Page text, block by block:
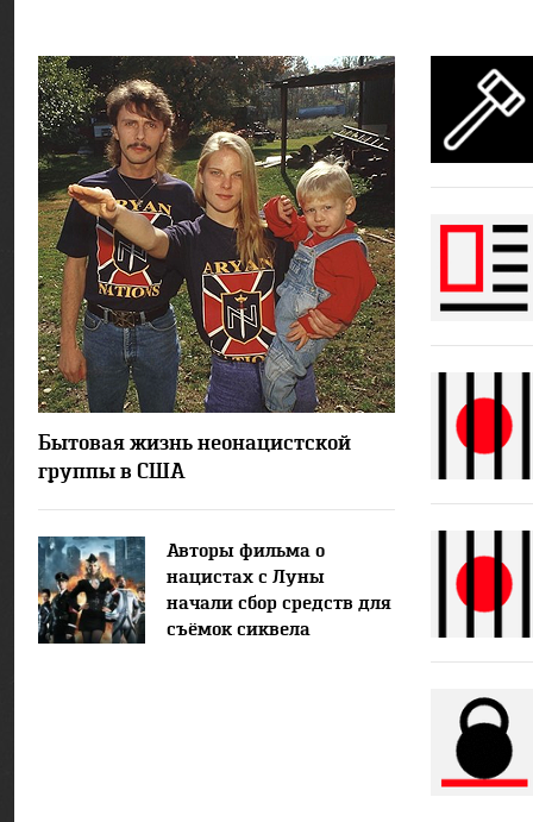
Бытовая жизнь неонацистской
группы в США
Авторы фильма о
нацистах с Луны
начали сбор средств для
съёмок сиквела